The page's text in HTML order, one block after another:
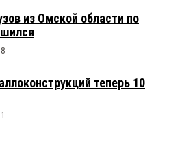
из Омской области по
теперь 10